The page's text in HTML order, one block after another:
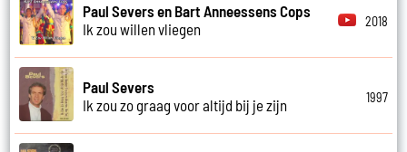
Paul Severs en Bart Anneessens Cops
Ik zou willen vliegen
2018
Paul Severs
Ik zou zo graag voor altijd bij je zijn
1997